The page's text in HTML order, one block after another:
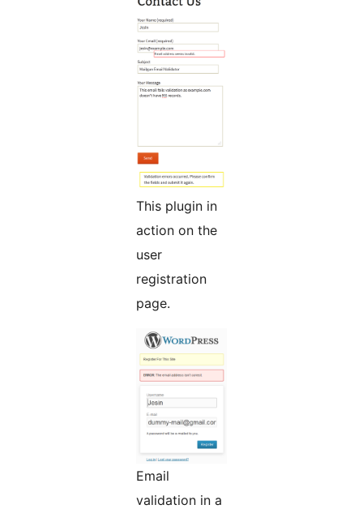
This plugin in
action on the
user
registration
page.
Email
validation in a